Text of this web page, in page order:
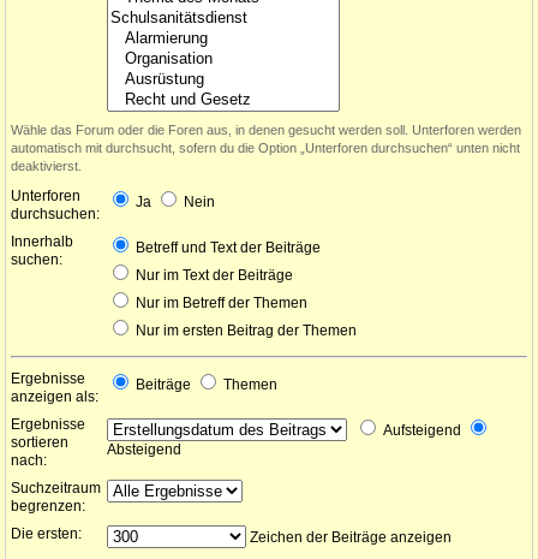
Wähle das Forum oder die Foren aus, in denen gesucht werden soll. Unterforen werden
automatisch mit durchsucht, sofern du die Option „Unterforen durchsuchen“ unten nicht
deaktivierst.
Unterforen
durchsuchen:
Ja Nein
Innerhalb
suchen:
Betreff und Text der Beiträge
Nur im Text der Beiträge
Nur im Betreff der Themen
Nur im ersten Beitrag der Themen
Ergebnisse
anzeigen als:
Beiträge Themen
Ergebnisse
sortieren
nach:
Aufsteigend
Absteigend
Suchzeitraum
begrenzen:
Die ersten:
Zeichen der Beiträge anzeigen